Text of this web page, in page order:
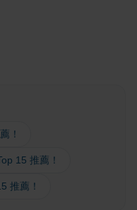
！
15 推薦！
推薦！